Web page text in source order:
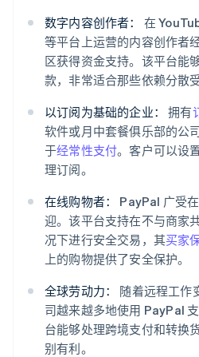
数字内容创作者：
在
等平台上运营的内容创作者
区获得资金支持。该平台能
款，非常适合那些依赖分散
以订阅为基础的企业：
拥有
软件或月中套餐俱乐部的公
于经常性支付。客户可以设
理订阅。
在线购物者：
PayPal 广受
迎。该平台支持在不与商家
况下进行安全交易，其买家
上的购物提供了安全保护。
全球劳动力：
随着远程工作
司越来越多地使用 PayPal
台能够处理跨境支付和转换
别有利。